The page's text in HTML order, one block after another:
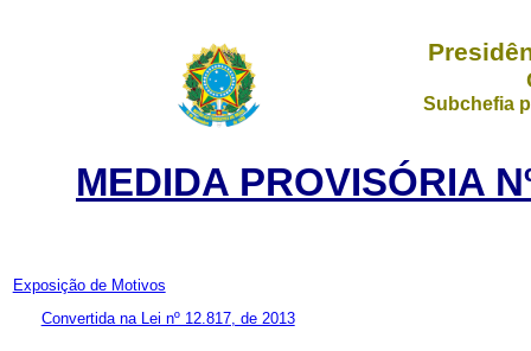
Subchefia
MEDIDA PROVISÓRIA
Exposição de Motivos
Convertida na Lei nº 12.817, de 2013